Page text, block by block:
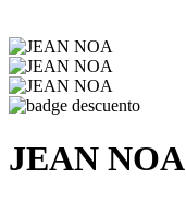
JEAN NOA